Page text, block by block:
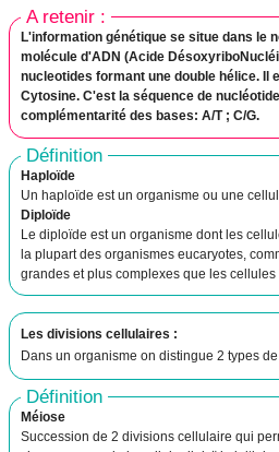
A retenir :
L'information génétique se situe dans le
molécule d'ADN (Acide
nucleotides formant une double hélice. Il
Cytosine. C'est la séquence de
complémentarité des bases: A/T ; C/G.
Définition
Haploïde
Un haploïde est un organisme ou une
Diploïde
Le diploïde est un organisme dont les
la plupart des organismes eucaryotes,
grandes et plus complexes que les
Les divisions cellulaires :
Dans un organisme on distingue 2 types
Définition
Méiose
Succession de 2 divisions cellulaire qui